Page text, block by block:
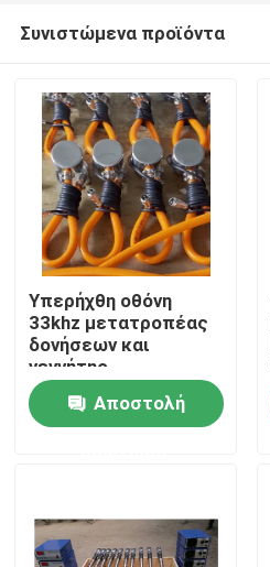
Σπίτι
Περίπου εμείς
Συνιστώμενα προϊόντα
Υπερήχθη οθόνη
33khz μετατροπέας
δονήσεων και
γεννήτης
Αποστολή